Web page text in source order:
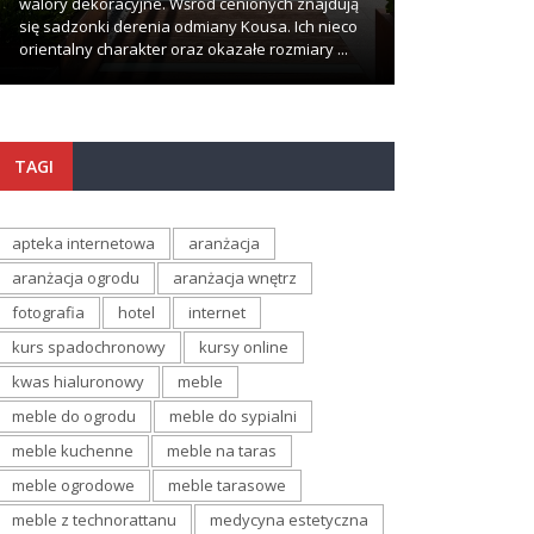
się sadzonki derenia odmiany Kousa. Ich nieco
orientalny charakter oraz okazałe rozmiary ...
TAGI
apteka internetowa
aranżacja
aranżacja ogrodu
aranżacja wnętrz
fotografia
hotel
internet
kurs spadochronowy
kursy online
kwas hialuronowy
meble
meble do ogrodu
meble do sypialni
meble kuchenne
meble na taras
meble ogrodowe
meble tarasowe
meble z technorattanu
medycyna estetyczna